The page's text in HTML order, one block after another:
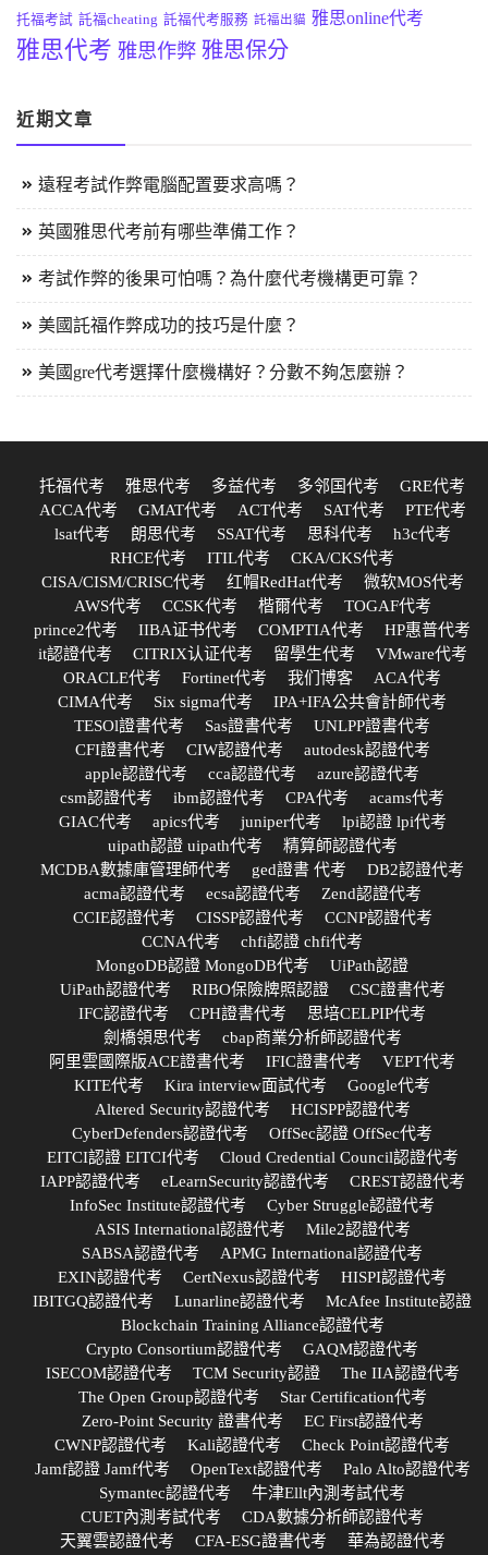
托福考試 託福cheating 託福代考服務 託福出貓 雅思online代考
雅思代考 雅思作弊 雅思保分
近期文章
遠程考試作弊電腦配置要求高嗎？
英國雅思代考前有哪些準備工作？
考試作弊的後果可怕嗎？為什麼代考機構更可靠？
美國託福作弊成功的技巧是什麼？
美國gre代考選擇什麼機構好？分數不夠怎麼辦？
托福代考 雅思代考 多益代考 多邻国代考
GRE代考
ACCA代考
GMAT代考 ACT代考 SAT代考
PTE代考
lsat代考
朗思代考 SSAT代考 思科代考
h3c代考
RHCE代考
ITIL代考
CKA/CKS代考
CISA/CISM/CRISC代考
红帽RedHat代考
微软MOS代考
AWS代考
CCSK代考 楷爾代考
TOGAF代考
prince2代考
IIBA证书代考 COMPTIA代考
HP惠普代考
it認證代考
CITRIX认证代考 留學生代考
VMware代考
ORACLE代考
Fortinet代考 我们博客
ACA代考
CIMA代考
Six sigma代考
IPA+IFA公共會計師代考
TESOl證書代考
Sas證書代考
UNLPP證書代考
CFI證書代考
CIW認證代考
autodesk認證代考
apple認證代考
cca認證代考
azure認證代考
csm認證代考
ibm認證代考 CPA代考
acams代考
GIAC代考
apics代考 juniper代考
lpi認證 lpi代考
uipath認證 uipath代考
精算師認證代考
MCDBA數據庫管理師代考
ged證書 代考
DB2認證代考
acma認證代考
ecsa認證代考
Zend認證代考
CCIE認證代考
CISSP認證代考
CCNP認證代考
CCNA代考
chfi認證 chfi代考
MongoDB認證 MongoDB代考
UiPath認證
UiPath認證代考
RIBO保險牌照認證
CSC證書代考
IFC認證代考
CPH證書代考
思培CELPIP代考
劍橋領思代考
cbap商業分析師認證代考
阿里雲國際版ACE證書代考
IFIC證書代考
VEPT代考
KITE代考
Kira interview面試代考
Google代考
Altered Security認證代考
HCISPP認證代考
CyberDefenders認證代考
OffSec認證 OffSec代考
EITCI認證 EITCI代考
Cloud Credential Council認證代考
IAPP認證代考
eLearnSecurity認證代考
CREST認證代考
InfoSec Institute認證代考
Cyber Struggle認證代考
ASIS International認證代考
Mile2認證代考
SABSA認證代考
APMG International認證代考
EXIN認證代考
CertNexus認證代考
HISPI認證代考
IBITGQ認證代考
Lunarline認證代考
McAfee Institute認證
Blockchain Training Alliance認證代考
Crypto Consortium認證代考
GAQM認證代考
ISECOM認證代考
TCM Security認證
The IIA認證代考
The Open Group認證代考
Star Certification代考
Zero-Point Security 證書代考
EC First認證代考
CWNP認證代考
Kali認證代考
Check Point認證代考
Jamf認證 Jamf代考
OpenText認證代考
Palo Alto認證代考
Symantec認證代考
牛津Ellt內測考試代考
CUET內測考試代考
CDA數據分析師認證代考
天翼雲認證代考
CFA-ESG證書代考
華為認證代考